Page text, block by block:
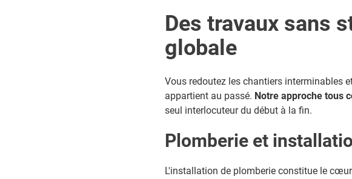
Des travaux sans
globale
Vous redoutez les chantiers interminables
appartient au passé. Notre approche tous
seul interlocuteur du début à la fin.
Plomberie et
L'installation de plomberie constitue le